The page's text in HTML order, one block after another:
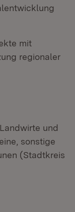
mit
regionaler
und
sonstige
(Stadtkreis